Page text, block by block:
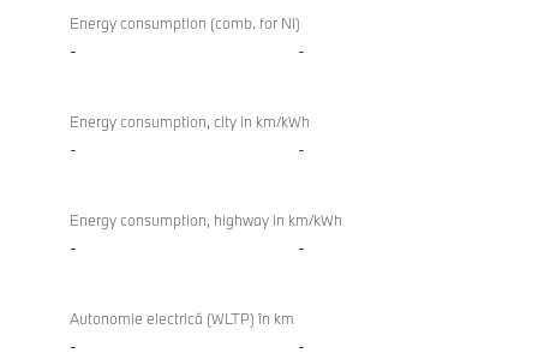
Energy consumption (comb. for NI)
- -
Energy consumption, city in km/kWh
- -
Energy consumption, highway in km/kWh
- -
Autonomie electrică (WLTP) în km
- -